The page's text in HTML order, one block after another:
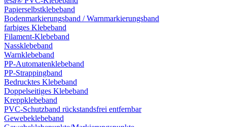
Papierselbstklebeband
Bodenmarkierungsband / Warnmarkierungsband
farbiges Klebeband
Filament-Klebeband
Nassklebeband
Warnklebeband
PP-Automatenklebeband
PP-Strappingband
Bedrucktes Klebeband
Doppelseitiges Klebeband
Kreppklebeband
PVC-Schutzband rückstandsfrei entfernbar
Gewebeklebeband